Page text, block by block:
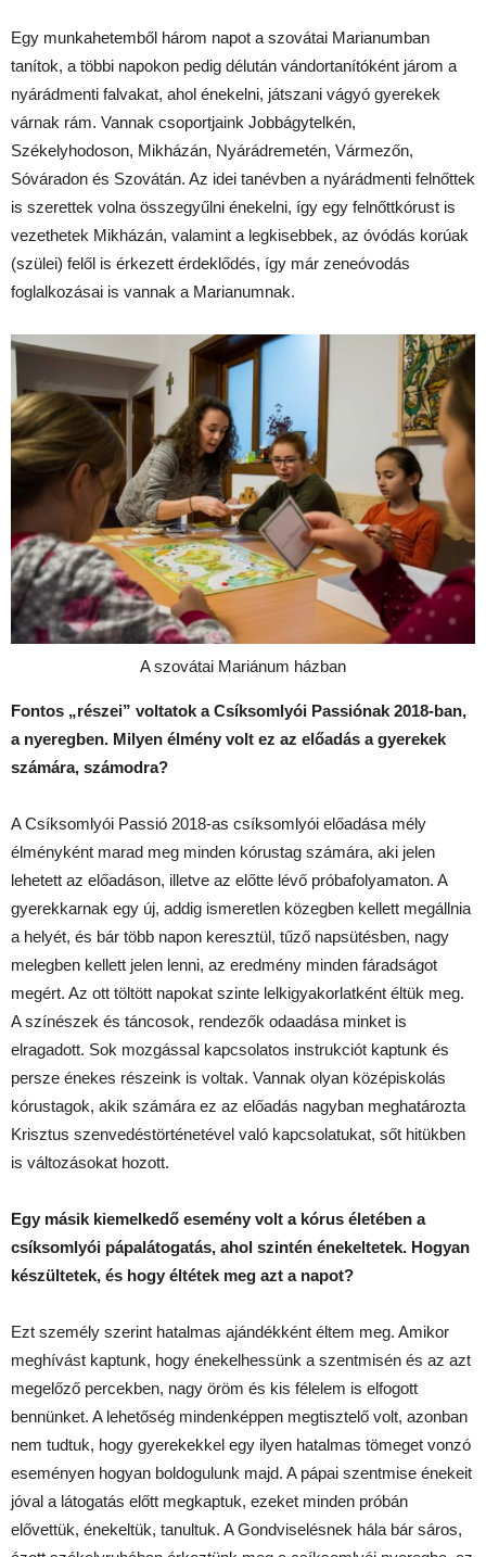
Egy munkahetemből három napot a szovátai Marianumban
tanítok, a többi napokon pedig délután vándortanítóként járom a
nyárádmenti falvakat, ahol énekelni, játszani vágyó gyerekek
várnak rám. Vannak csoportjaink Jobbágytelkén,
Székelyhodoson, Mikházán, Nyárádremetén, Vármezőn,
Sóváradon és Szovátán. Az idei tanévben a nyárádmenti felnőttek
is szerettek volna összegyűlni énekelni, így egy felnőttkórust is
vezethetek Mikházán, valamint a legkisebbek, az óvódás korúak
(szülei) felől is érkezett érdeklődés, így már zeneóvodás
foglalkozásai is vannak a Marianumnak.
A szovátai Mariánum házban
Fontos „részei” voltatok a Csíksomlyói Passiónak 2018-ban,
a nyeregben. Milyen élmény volt ez az előadás a gyerekek
számára, számodra?
A Csíksomlyói Passió 2018-as csíksomlyói előadása mély
élményként marad meg minden kórustag számára, aki jelen
lehetett az előadáson, illetve az előtte lévő próbafolyamaton. A
gyerekkarnak egy új, addig ismeretlen közegben kellett megállnia
a helyét, és bár több napon keresztül, tűző napsütésben, nagy
melegben kellett jelen lenni, az eredmény minden fáradságot
megért. Az ott töltött napokat szinte lelkigyakorlatként éltük meg.
A színészek és táncosok, rendezők odaadása minket is
elragadott. Sok mozgással kapcsolatos instrukciót kaptunk és
persze énekes részeink is voltak. Vannak olyan középiskolás
kórustagok, akik számára ez az előadás nagyban meghatározta
Krisztus szenvedéstörténetével való kapcsolatukat, sőt hitükben
is változásokat hozott.
Egy másik kiemelkedő esemény volt a kórus életében a
csíksomlyói pápalátogatás, ahol szintén énekeltetek. Hogyan
készültetek, és hogy éltétek meg azt a napot?
Ezt személy szerint hatalmas ajándékként éltem meg. Amikor
meghívást kaptunk, hogy énekelhessünk a szentmisén és az azt
megelőző percekben, nagy öröm és kis félelem is elfogott
bennünket. A lehetőség mindenképpen megtisztelő volt, azonban
nem tudtuk, hogy gyerekekkel egy ilyen hatalmas tömeget vonzó
eseményen hogyan boldogulunk majd. A pápai szentmise énekeit
jóval a látogatás előtt megkaptuk, ezeket minden próbán
elővettük, énekeltük, tanultuk. A Gondviselésnek hála bár sáros,